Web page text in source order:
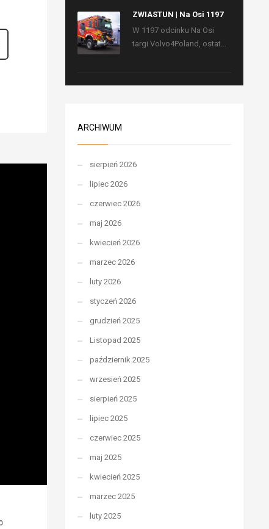
0
ZWIASTUN | Na Osi 1197
W 1197 odcinku Na Osi
targi Volvo4Poland, ostat...
ARCHIWUM
sierpień 2026
lipiec 2026
czerwiec 2026
maj 2026
kwiecień 2026
marzec 2026
luty 2026
styczeń 2026
grudzień 2025
Listopad 2025
październik 2025
wrzesień 2025
sierpień 2025
lipiec 2025
czerwiec 2025
maj 2025
kwiecień 2025
marzec 2025
luty 2025